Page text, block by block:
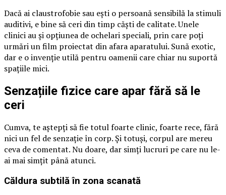
Dacă ai claustrofobie sau ești o persoană sensibilă la stimuli
auditivi, e bine să ceri din timp căști de calitate. Unele
clinici au și opțiunea de ochelari speciali, prin care poți
urmări un film proiectat din afara aparatului. Sună exotic,
dar e o invenție utilă pentru oamenii care chiar nu suportă
spațiile mici.
Senzațiile fizice care apar fără să le
ceri
Cumva, te aștepți să fie totul foarte clinic, foarte rece, fără
nici un fel de senzație în corp. Și totuși, corpul are mereu
ceva de comentat. Nu doare, dar simți lucruri pe care nu le-
ai mai simțit până atunci.
Căldura subtilă în zona scanată